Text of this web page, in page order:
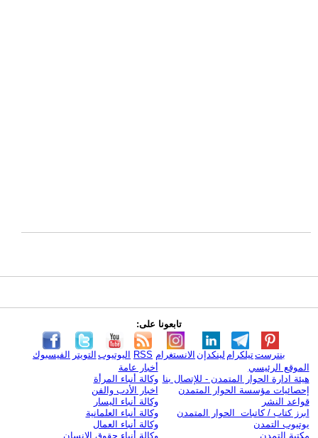
تابعونا على:
الفيسبوك التويتر اليوتيوب RSS الانستغرام لينكدإن تيلكرامبنترست
الموقع الرئيسي
هيئة ادارة الحوار المتمدن - للإتصال بنا
إحصائيات مؤسسة الحوار المتمدن
قواعد النشر
ابرز كتاب / كاتبات الحوار المتمدن
يوتيوب التمدن
مكتبة التمدن
أخبار عامة
وكالة أنباء المرأة
اخبار الأدب والفن
وكالة أنباء اليسار
وكالة أنباء العلمانية
وكالة أنباء العمال
وكالة أنباء حقوق الإنسان